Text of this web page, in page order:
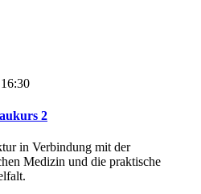
16:30
2
in Verbindung mit der
Medizin und die praktische